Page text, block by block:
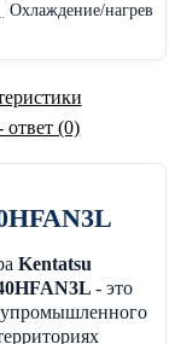
Охлаждение/нагрев
ответ (0)
Kentatsu
- это